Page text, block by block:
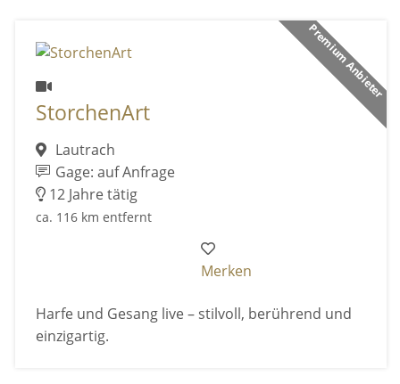
Premium Anbieter
StorchenArt
Lautrach
Gage: auf Anfrage
12 Jahre tätig
ca. 116 km entfernt
Merken
Harfe und Gesang live – stilvoll, berührend und
einzigartig.